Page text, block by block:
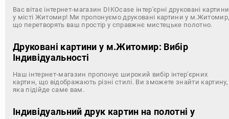
Вас вітає інтернет-магазин DIKOcase інтер'єрні друковані картини
у місті Житомир! Ми пропонуємо друковані картини у
що перетворять ваш простір у справжнє мистецьке полотно.
Друковані картини у м.Житомир: Вибір
Індивідуальності
Наш інтернет-магазин пропонує широкий вибір інтер'єрних
картин, що відображають різні стилі. Ви зможете знайти картину,
яка підійде саме вам.
Індивідуальний друк картин на полотні у